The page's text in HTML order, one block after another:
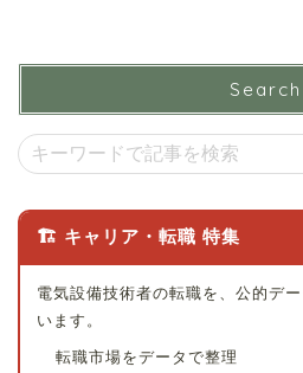
Search
🏗 キャリア・転職 特集
電気設備技術者の転職を、公的デ
います。
転職市場をデータで整理